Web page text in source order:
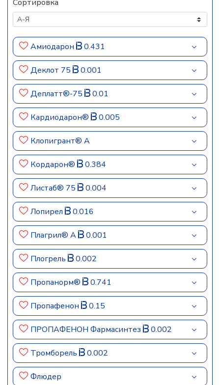
Сортировка
Амиодарон 0.431
Деклот 75 0.001
Деплатт®-75 0.01
Кардиодарон® 0.005
Клопигрант® А
Кордарон® 0.384
Листаб® 75 0.004
Лопирел 0.016
Плагрил® A 0.001
Плогрель 0.002
Пропанорм® 0.741
Пропафенон 0.15
ПРОПАФЕНОН Фармасинтез 0.002
Тромборель 0.002
Флюдер